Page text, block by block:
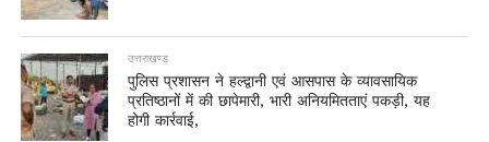
उत्तराखण्ड
पुलिस प्रशासन ने हल्द्वानी एवं आसपास के व्यावसायिक
प्रतिष्ठानों में की छापेमारी, भारी अनियमितताएं पकड़ी, यह
होगी कार्रवाई,